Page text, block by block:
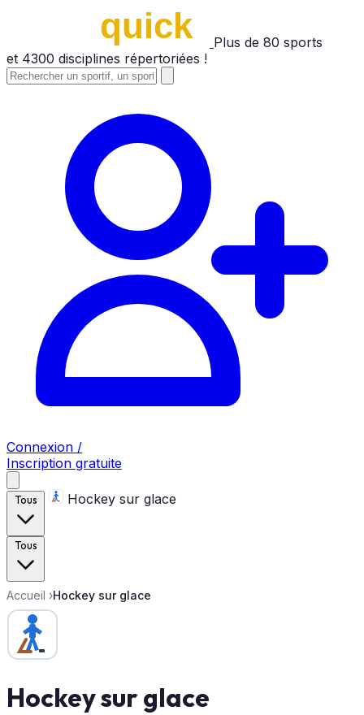
Plus de 80 sports
et 4300 disciplines répertoriées !
Connexion /
Inscription gratuite
Tous Hockey sur glace
Tous
Accueil ›Hockey sur glace
Hockey sur glace